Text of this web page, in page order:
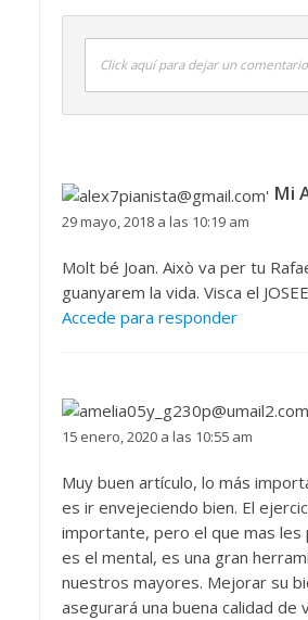
Click aquí para dejar un comentario
Mi
29 mayo, 2018 a las 10:19 am
Molt bé Joan. Això va per tu
guanyarem la vida. Visca el
Accede para responder
15 enero, 2020 a las 10:55 am
Muy buen artículo, lo más
es ir envejeciendo bien. El
importante, pero el que mas les
es el mental, es una gran
nuestros mayores. Mejorar su
asegurará una buena calidad de